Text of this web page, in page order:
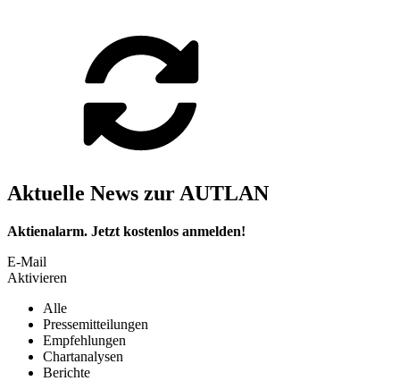
Aktuelle News zur AUTLAN
Aktienalarm. Jetzt kostenlos anmelden!
E-Mail
Aktivieren
Alle
Pressemitteilungen
Empfehlungen
Chartanalysen
Berichte